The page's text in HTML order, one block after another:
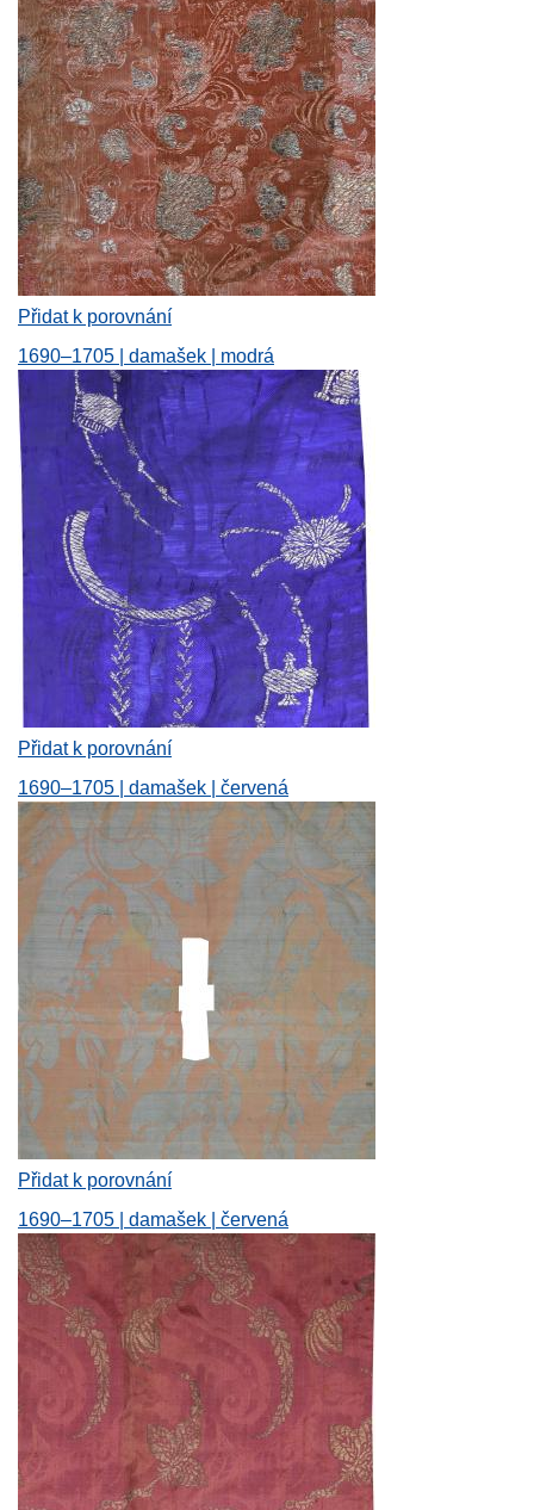
Přidat k porovnání
1690–1705 | damašek | modrá
Přidat k porovnání
1690–1705 | damašek | červená
Přidat k porovnání
1690–1705 | damašek | červená